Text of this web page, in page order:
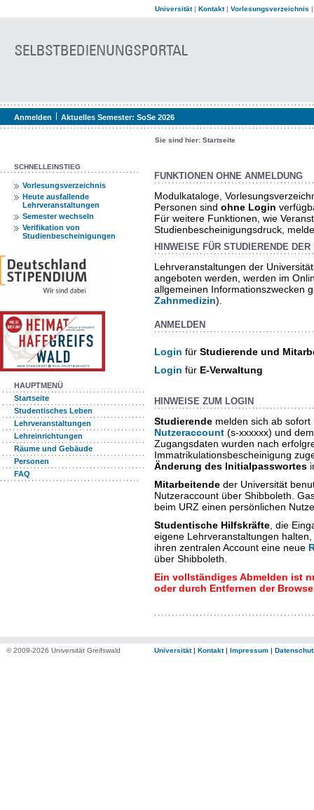
Universität| Kontakt| Vorlesungsverzeichnis
Anmelden Aktuelles Semester: SoSe 2026
Sie sind hier: Startseite
SCHNELLEINSTIEG
Vorlesungsverzeichnis
Heute ausfallende
Lehrveranstaltungen
Semester wechseln
Verifikation von
Studienbescheinigungen
HAUPTMENÜ
Startseite
Studentisches Leben
Lehrveranstaltungen
Lehreinrichtungen
Räume und Gebäude
Personen
FAQ
FUNKTIONEN OHNE ANMELDUNG
Modulkataloge,
Personen sind ohne Login
Für weitere Funktionen, wie
Studienbescheinigungsdruck,
HINWEISE FÜR STUDIERENDE DER
Lehrveranstaltungen der
angeboten werden, werden im
allgemeinen Informationszwecken
Zahnmedizin).
ANMELDEN
Login für Studierende und
Login für E-Verwaltung
HINWEISE ZUM LOGIN
Studierende melden sich ab
Nutzeraccount (s-xxxxxx) und
Zugangsdaten wurden nach
Immatrikulationsbescheinigung
Änderung des Initialpasswortes
Mitarbeitende der Universität
Nutzeraccount über Shibboleth.
beim URZ einen persönlichen
Studentische Hilfskräfte , die
eigene Lehrveranstaltungen
ihren zentralen Account eine neue
über Shibboleth.
Ein vollständiges Abmelden ist
oder durch Entfernen der
© 2009-2026 Universität Greifswald Universität| Kontakt| Impressum |